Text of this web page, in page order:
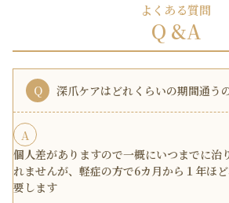
よくある質問
Q &A
Q 深爪ケアはどれくらいの期間通う
A
個人差がありますので一概にいつまでに治
れませんが、軽症の方で6カ月から１年ほ
要します